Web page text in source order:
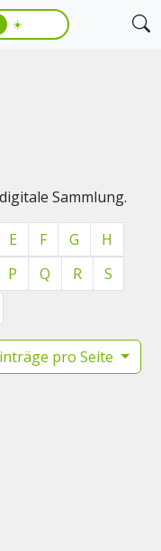
☀️
Sammlung.
E F G
H
P Q R
S
pro Seite